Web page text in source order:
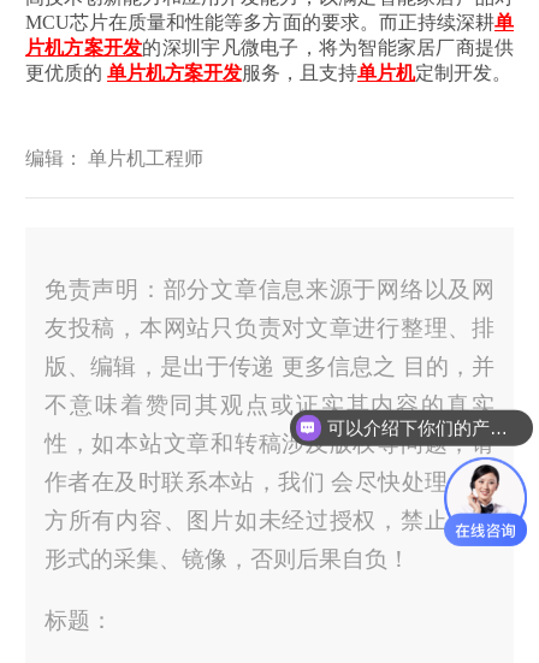
MCU芯片在质量和性能等多方面的要求。而正持续深耕单
片机方案开发的深圳宇凡微电子，将为智能家居厂商提供
更优质的 单片机方案开发服务，且支持单片机定制开发。
编辑： 单片机工程师
免责声明：部分文章信息来源于网络以及网
友投稿，本网站只负责对文章进行整理、排
版、编辑，是出于传递 更多信息之 目的，并
不意味着赞同其观点或证实其内容的真实
性，如本站文章和转稿涉及版权等问题，请
作者在及时联系本站，我们 会尽快处理。官
方所有内容、图片如未经过授权，禁止任何
形式的采集、镜像，否则后果自负！
标题：
可以介绍下你们的产品么？
你们是怎么收费的呢？